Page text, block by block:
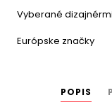
Vyberané dizajnérmi
Európske značky
POPIS